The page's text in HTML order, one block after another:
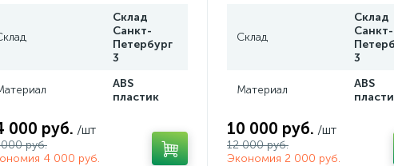
Склад
Санкт-
Петербург
3
ABS
пластик
000 руб. /шт
руб.
4 000 руб.
Склад
Склад
Санкт-
3
Материал
ABS
10 000 руб. /шт
12 000 руб.
Экономия 2 000 руб.